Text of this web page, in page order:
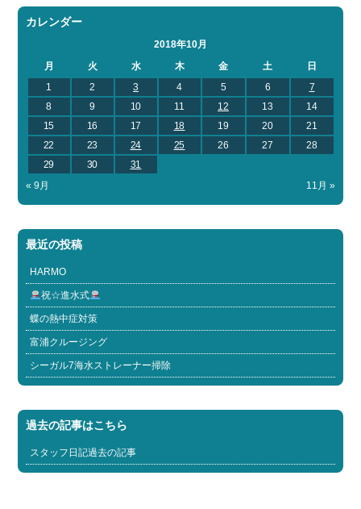
カレンダー
2018年10月
月
火 水 木 金 土
日
1
2 3 4 5 6
7
8
9 10 11 12 13
14
15
16 17 18 19 20
21
22
23 24 25 26 27
28
29
30
31
« 9月
11月 »
最近の投稿
HARMO
祝☆進水式
蝶の熱中症対策
富浦クルージング
シーガル7海水ストレーナー掃除
過去の記事はこちら
スタッフ日記過去の記事